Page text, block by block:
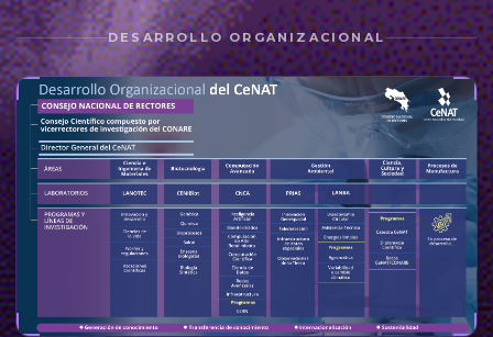
DESARROLLO ORGANIZACIONAL